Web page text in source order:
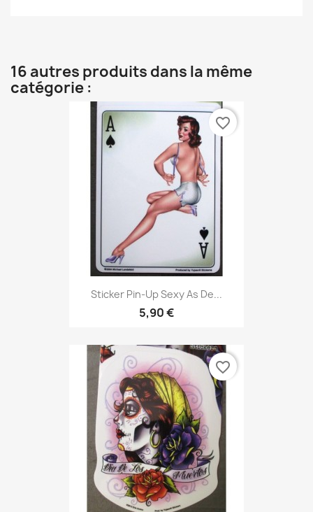
16 autres produits dans la même
catégorie :
Sticker Pin-Up Sexy As De...
5,90 €
favorite_border
favorite_border